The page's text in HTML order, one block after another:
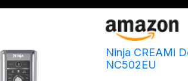
Ninja CREAMi
NC502EU